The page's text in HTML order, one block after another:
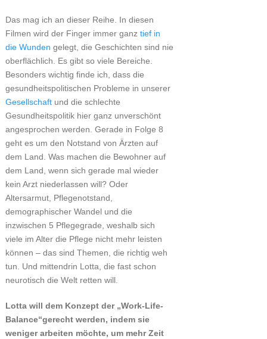
Das mag ich an dieser Reihe. In diesen
Filmen wird der Finger immer ganz tief in
die Wunden gelegt, die Geschichten sind nie
oberflächlich. Es gibt so viele Bereiche.
Besonders wichtig finde ich, dass die
gesundheitspolitischen Probleme in unserer
Gesellschaftund die schlechte
Gesundheitspolitik hier ganz unverschönt
angesprochen werden. Gerade in Folge 8
geht es um den Notstand von Ärzten auf
dem Land. Was machen die Bewohner auf
dem Land, wenn sich gerade mal wieder
kein Arzt niederlassen will? Oder
Altersarmut, Pflegenotstand,
demographischer Wandel und die
inzwischen 5 Pflegegrade, weshalb sich
viele im Alter die Pflege nicht mehr leisten
können – das sind Themen, die richtig weh
tun. Und mittendrin Lotta, die fast schon
neurotisch die Welt retten will.
Lotta will dem Konzept der „Work-Life-
Balance“gerecht werden, indem sie
weniger arbeiten möchte, um mehr Zeit